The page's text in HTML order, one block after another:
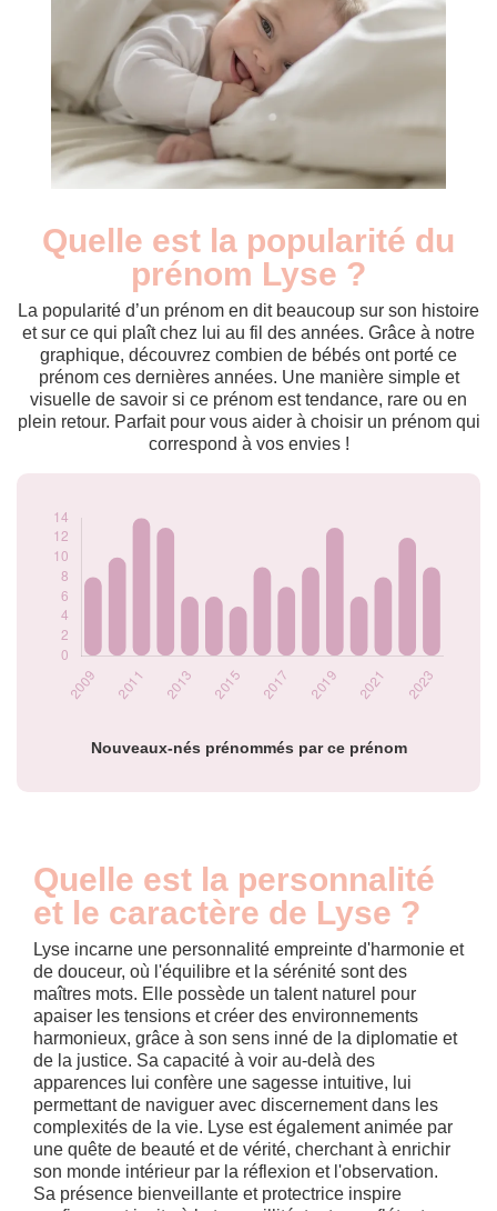
Quelle est la popularité du
prénom Lyse ?
La popularité d’un prénom en dit beaucoup sur son histoire
et sur ce qui plaît chez lui au fil des années. Grâce à notre
graphique, découvrez combien de bébés ont porté ce
prénom ces dernières années. Une manière simple et
visuelle de savoir si ce prénom est tendance, rare ou en
plein retour. Parfait pour vous aider à choisir un prénom qui
correspond à vos envies !
Nouveaux-nés prénommés par ce prénom
Popularité du
prénom Lyse par
Année
Nouveaux-
nés
2010
10
2011
14
2012
13
2013
6
2014
6
2015
5
2019
2020
Quelle est la personnalité
et le caractère de Lyse ?
Lyse incarne une personnalité empreinte d'harmonie et
de douceur, où l'équilibre et la sérénité sont des
maîtres mots. Elle possède un talent naturel pour
apaiser les tensions et créer des environnements
harmonieux, grâce à son sens inné de la diplomatie et
de la justice. Sa capacité à voir au-delà des
apparences lui confère une sagesse intuitive, lui
permettant de naviguer avec discernement dans les
complexités de la vie. Lyse est également animée par
une quête de beauté et de vérité, cherchant à enrichir
son monde intérieur par la réflexion et l'observation.
Sa présence bienveillante et protectrice inspire